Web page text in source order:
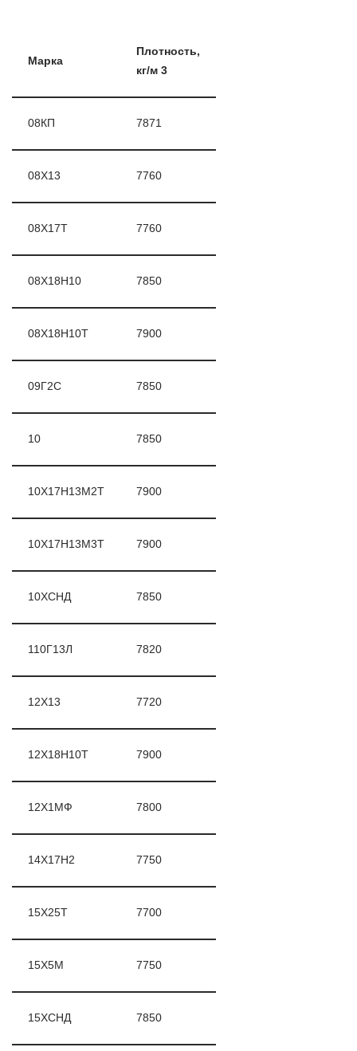
Марка
Плотность,
кг/м 3
08КП 7871
08X13 7760
08X17T 7760
08X18H10 7850
08X18H10T 7900
09Г2С 7850
10 7850
10X17H13M2T 7900
10X17H13M3T 7900
10ХСНД 7850
110Г13Л 7820
12Х13 7720
12Х18Н10Т 7900
12Х1МФ 7800
14Х17Н2 7750
15Х25Т 7700
15Х5М 7750
15ХСНД 7850